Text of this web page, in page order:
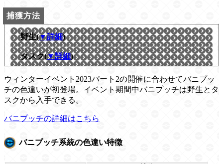
野生(▼詳細)
タスク(▼詳細)
ウィンターイベント2023パート2の開催に合わせてバニプッ
チの色違いが初登場。イベント期間中バニプッチは野生とタ
スクから入手できる。
バニプッチの詳細はこちら
バニプッチ系統の色違い特徴